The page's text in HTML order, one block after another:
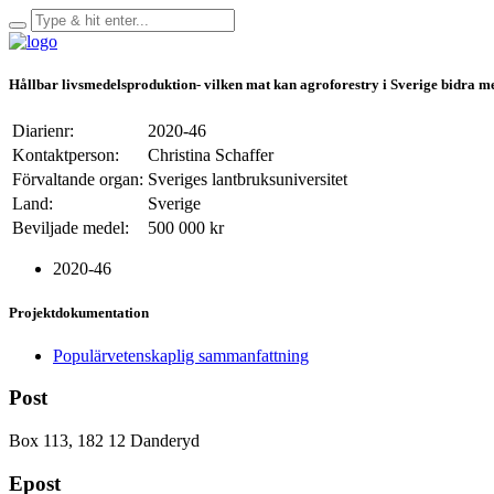
Hållbar livsmedelsproduktion- vilken mat kan agroforestry i Sverige bidra
Diarienr:
2020-46
Kontaktperson:
Christina Schaffer
Förvaltande organ: Sveriges lantbruksuniversitet
Land:
Sverige
Beviljade medel:
500 000 kr
2020-46
Projektdokumentation
Populärvetenskaplig sammanfattning
Post
Box 113, 182 12 Danderyd
Epost